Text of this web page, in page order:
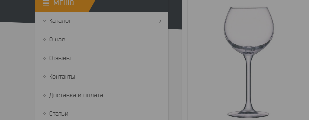
Каталог
О нас
Отзывы
Контакты
Доставка и оплата
Статьи